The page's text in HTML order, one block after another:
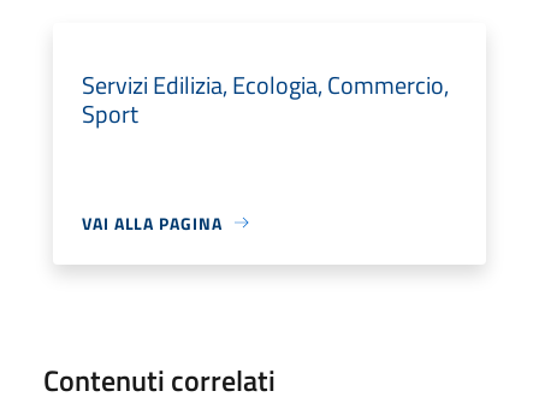
Servizi Edilizia, Ecologia, Commercio,
Sport
VAI ALLA PAGINA
Contenuti correlati